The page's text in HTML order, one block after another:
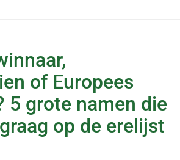
of Europees
5 grote namen die
op de erelijst